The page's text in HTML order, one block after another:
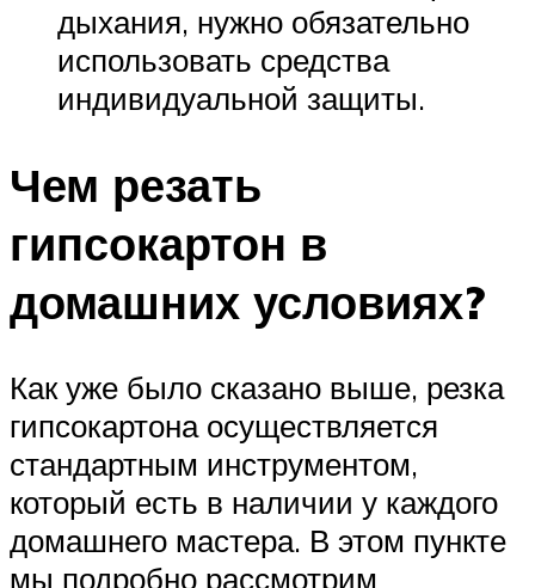
дыхания, нужно обязательно
использовать средства
индивидуальной защиты.
Чем резать
гипсокартон в
домашних условиях?
Как уже было сказано выше, резка
гипсокартона осуществляется
стандартным инструментом,
который есть в наличии у каждого
домашнего мастера. В этом пункте
мы подробно рассмотрим